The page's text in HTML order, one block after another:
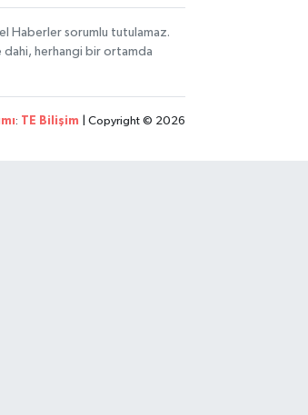
Haberler sorumlu tutulamaz.
dahi, herhangi bir ortamda
: TE Bilişim | Copyright © 2026